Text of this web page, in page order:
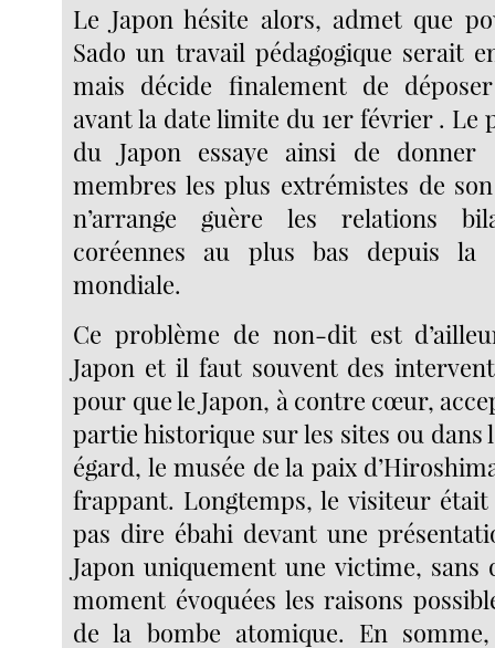
Le Japon hésite alors, admet que
Sado un travail pédagogique serait
mais décide finalement de
avant la date limite du 1er février .
du Japon essaye ainsi de donner
membres les plus extrémistes de
n’arrange guère les relations
coréennes au plus bas depuis la
mondiale.
Ce problème de non-dit est
Japon et il faut souvent des
pour que le Japon, à contre cœur,
partie historique sur les sites ou dans
égard, le musée de la paix
frappant. Longtemps, le visiteur
pas dire ébahi devant une
Japon uniquement une victime, sans
moment évoquées les raisons
de la bombe atomique. En